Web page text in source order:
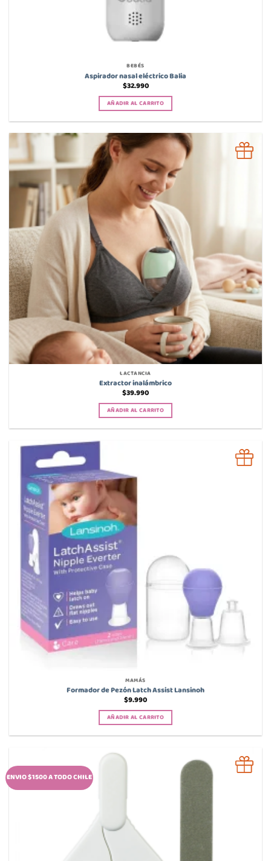
BEBÉS
Aspirador nasal eléctrico Balia
$32.990
AÑADIR AL CARRITO
LACTANCIA
Extractor inalámbrico
$39.990
AÑADIR AL CARRITO
MAMÁS
Formador de Pezón Latch Assist Lansinoh
$9.990
AÑADIR AL CARRITO
ENVIO $1500 A TODO CHILE